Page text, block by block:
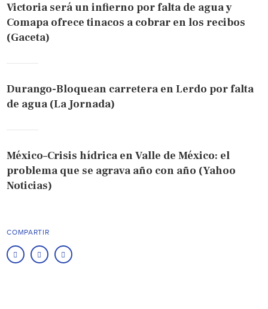
Victoria será un infierno por falta de agua y
Comapa ofrece tinacos a cobrar en los recibos
(Gaceta)
Durango-Bloquean carretera en Lerdo por falta
de agua (La Jornada)
México–Crisis hídrica en Valle de México: el
problema que se agrava año con año (Yahoo
Noticias)
COMPARTIR